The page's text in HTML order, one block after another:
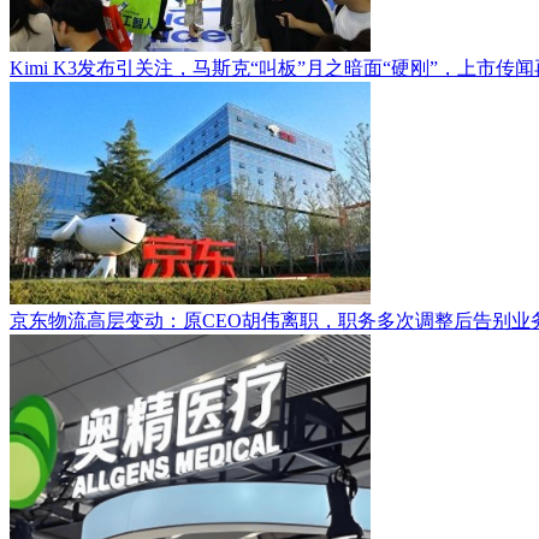
Kimi K3发布引关注，马斯克“叫板”月之暗面“硬刚”，上市传
京东物流高层变动：原CEO胡伟离职，职务多次调整后告别业